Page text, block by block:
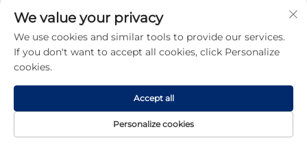
홈페이지 제품 소개 문의
We value your privacy
We use cookies and similar tools to provide our services.
If you don't want to accept all cookies, click Personalize
cookies.
Personalize cookies
Accept all